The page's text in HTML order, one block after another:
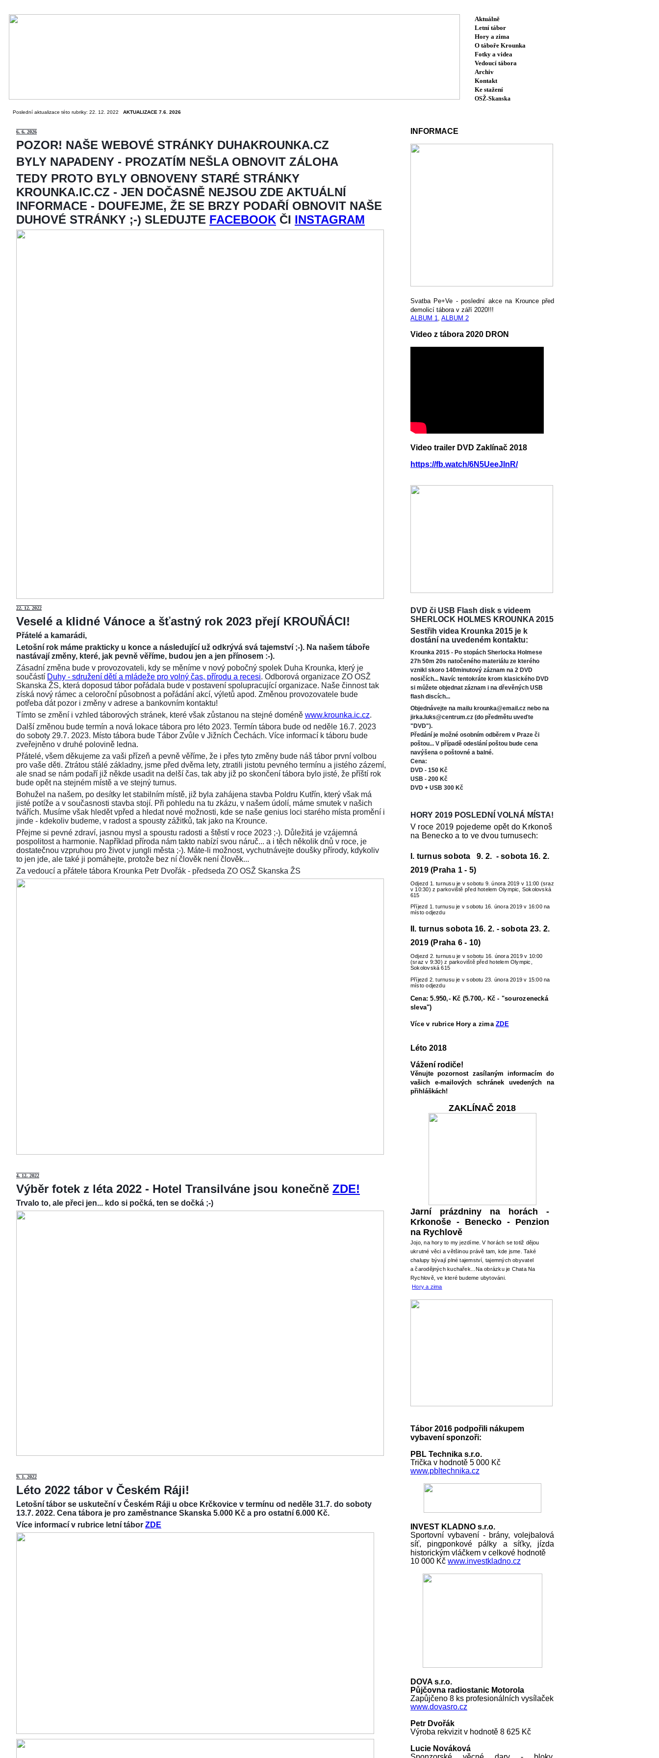
Aktuálně
Letní tábor
Hory a zima
O táboře Krounka
Fotky a videa
Vedoucí tábora
Archiv
Kontakt
Ke stažení
OSŽ-Skanska
Poslední aktualizace této rubriky: 22. 12. 2022 AKTUALIZACE 7.6. 2026
6. 6. 2026
POZOR! NAŠE WEBOVÉ STRÁNKY DUHAKROUNKA.CZ
BYLY NAPADENY - PROZATÍM NEŠLA OBNOVIT ZÁLOHA
TEDY PROTO BYLY OBNOVENY STARÉ STRÁNKY
KROUNKA.IC.CZ - JEN DOČASNĚ NEJSOU ZDE AKTUÁLNÍ
INFORMACE - DOUFEJME, ŽE SE BRZY PODAŘÍ OBNOVIT NAŠE
DUHOVÉ STRÁNKY ;-) SLEDUJTE FACEBOOK ČI INSTAGRAM
22. 12. 2022
Veselé a klidné Vánoce a šťastný rok 2023 přejí KROUŇÁCI!
Přátelé a kamarádi,
Letošní rok máme prakticky u konce a následující už odkrývá svá tajemství ;-). Na našem táboře
nastávají změny, které, jak pevně věříme, budou jen a jen přínosem :-).
Zásadní změna bude v provozovateli, kdy se měníme v nový pobočný spolek Duha Krounka, který je
součástí Duhy - sdružení dětí a mládeže pro volný čas, přírodu a recesi. Odborová organizace ZO OSŽ
Skanska ŽS, která doposud tábor pořádala bude v postavení spolupracující organizace. Naše činnost tak
získá nový rámec a celoroční působnost a pořádání akcí, výletů apod. Změnou provozovatele bude
potřeba dát pozor i změny v adrese a bankovním kontaktu!
Tímto se změní i vzhled táborových stránek, které však zůstanou na stejné doméně www.krounka.ic.cz.
Další změnou bude termín a nová lokace tábora pro léto 2023. Termín tábora bude od neděle 16.7. 2023
do soboty 29.7. 2023. Místo tábora bude Tábor Zvůle v Jižních Čechách. Více informací k táboru bude
zveřejněno v druhé polovině ledna.
Přátelé, všem děkujeme za vaši přízeň a pevně věříme, že i přes tyto změny bude náš tábor první volbou
pro vaše děti. Ztrátou stálé základny, jsme před dvěma lety, ztratili jistotu pevného termínu a jistého zázemí,
ale snad se nám podaří již někde usadit na delší čas, tak aby již po skončení tábora bylo jisté, že příští rok
bude opět na stejném místě a ve stejný turnus.
Bohužel na našem, po desítky let stabilním místě, již byla zahájena stavba Poldru Kutřín, který však má
jisté potíže a v současnosti stavba stojí. Při pohledu na tu zkázu, v našem údolí, máme smutek v našich
tvářích. Musíme však hledět vpřed a hledat nové možnosti, kde se naše genius loci starého místa promění i
jinde - kdekoliv budeme, v radost a spousty zážitků, tak jako na Krounce.
Přejme si pevné zdraví, jasnou mysl a spoustu radosti a štěstí v roce 2023 ;-). Důležitá je vzájemná
pospolitost a harmonie. Například příroda nám takto nabízí svou náruč... a i těch několik dnů v roce, je
dostatečnou vzpruhou pro život v jungli města ;-). Máte-li možnost, vychutnávejte doušky přírody, kdykoliv
to jen jde, ale také ji pomáhejte, protože bez ní člověk není člověk...
Za vedoucí a přátele tábora Krounka Petr Dvořák - předseda ZO OSŽ Skanska ŽS
4. 12. 2022
Výběr fotek z léta 2022 - Hotel Transilváne jsou konečně ZDE!
Trvalo to, ale přeci jen... kdo si počká, ten se dočká ;-)
9. 1. 2022
Léto 2022 tábor v Českém Ráji!
Letošní tábor se uskuteční v Českém Ráji u obce Krčkovice v termínu od neděle 31.7. do soboty
13.7. 2022. Cena tábora je pro zaměstnance Skanska 5.000 Kč a pro ostatní 6.000 Kč.
Více informací v rubrice letní tábor ZDE
INFORMACE
Svatba Pe+Ve - poslední akce na Krounce před
demolicí tábora v září 2020!!!
ALBUM 1, ALBUM 2
Video z tábora 2020 DRON
Video trailer DVD Zaklínač 2018
https://fb.watch/6N5UeeJlnR/
DVD či USB Flash disk s videem
SHERLOCK HOLMES KROUNKA 2015
Sestřih videa Krounka 2015 je k
dostání na uvedeném kontaktu:
Krounka 2015 - Po stopách Sherlocka Holmese
27h 50m 20s natočeného materiálu ze kterého
vznikl skoro 140minutový záznam na 2 DVD
nosičích... Navíc tentokráte krom klasického DVD
si můžete objednat záznam i na dřevěných USB
flash discích...
Objednávejte na mailu krounka@email.cz nebo na
jirka.luks@centrum.cz (do předmětu uveďte
"DVD").
Předání je možné osobním odběrem v Praze či
poštou... V případě odeslání poštou bude cena
navýšena o poštovné a balné.
Cena:
DVD - 150 Kč
USB - 200 Kč
DVD + USB 300 Kč
HORY 2019 POSLEDNÍ VOLNÁ MÍSTA!
V roce 2019 pojedeme opět do Krkonoš
na Benecko a to ve dvou turnusech:
I. turnus sobota 9. 2. - sobota 16. 2.
2019 (Praha 1 - 5)
Odjezd 1. turnusu je v sobotu 9. února 2019 v 11:00 (sraz
v 10:30) z parkoviště před hotelem Olympic, Sokolovská
615
Příjezd 1. turnusu je v sobotu 16. února 2019 v 16:00 na
místo odjezdu
II. turnus sobota 16. 2. - sobota 23. 2.
2019 (Praha 6 - 10)
Odjezd 2. turnusu je v sobotu 16. února 2019 v 10:00
(sraz v 9:30) z parkoviště před hotelem Olympic,
Sokolovská 615
Příjezd 2. turnusu je v sobotu 23. února 2019 v 15:00 na
místo odjezdu
Cena: 5.950,- Kč (5.700,- Kč - "sourozenecká
sleva")
Více v rubrice Hory a zimaZDE
Léto 2018
Vážení rodiče!
Věnujte pozornost zasílaným informacím do
vašich e-mailových schránek uvedených na
přihláškách!
ZAKLÍNAČ 2018
Jarní prázdniny na horách -
Krkonoše - Benecko - Penzion
na Rychlově
Jojo, na hory to my jezdíme. V horách se totiž dějou
ukrutné věci a většinou právě tam, kde jsme. Také
chalupy bývají plné tajemství, tajemných obyvatel
a čarodějných kuchařek...Na obrázku je Chata Na
Rychlově, ve které budeme ubytováni.
Hory a zima
Tábor 2016 podpořili nákupem
vybavení sponzoři:
PBL Technika s.r.o.
Trička v hodnotě 5 000 Kč
www.pbltechnika.cz
INVEST KLADNO s.r.o.
Sportovní vybavení - brány, volejbalová
síť, pingponkové pálky a síťky, jízda
historickým vláčkem v celkové hodnotě
10 000 Kč www.investkladno.cz
DOVA s.r.o.
Půjčovna radiostanic Motorola
Zapůjčeno 8 ks profesionálních vysílaček
www.dovasro.cz
Petr Dvořák
Výroba rekvizit v hodnotě 8 625 Kč
Lucie Nováková